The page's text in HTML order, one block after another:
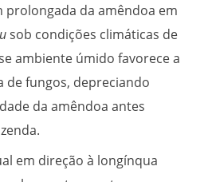
prolongada da amêndoa em
sob condições climáticas de
ambiente úmido favorece a
de fungos, depreciando
da amêndoa antes
em direção à longínqua